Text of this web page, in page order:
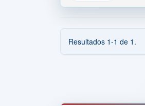
Resultados 1-1 de 1.